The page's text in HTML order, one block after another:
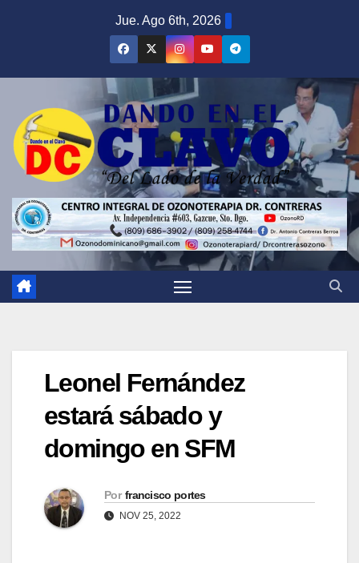
Jue. Ago 6th, 2026
Leonel Fernández
estará sábado y
domingo en SFM
Por francisco portes
NOV 25, 2022